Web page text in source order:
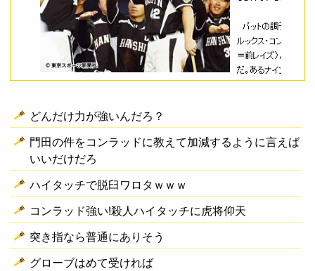
どんだけ力が強いんだろ？
門田の件をコンラッドに教えて加減するように言えば
いいだけだろ
ハイタッチで脱臼ワロタｗｗｗ
コンラッド強い!殺人ハイタッチに虎将仰天
突き指なら普通にありそう
グローブはめて受ければ